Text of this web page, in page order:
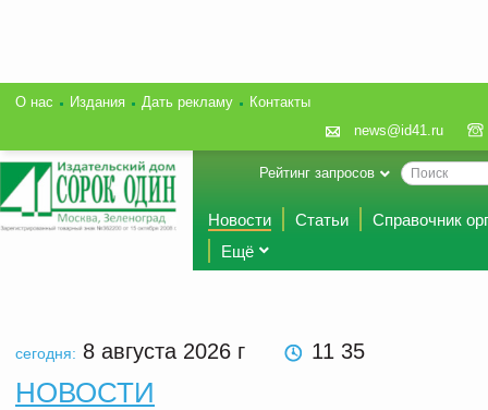
О нас Издания Дать рекламу
Контакты
news@id41.ru
Рейтинг запросов
Новости Статьи
Справочник
Ещё
сегодня: 8 августа 2026 г 11 35
НОВОСТИ